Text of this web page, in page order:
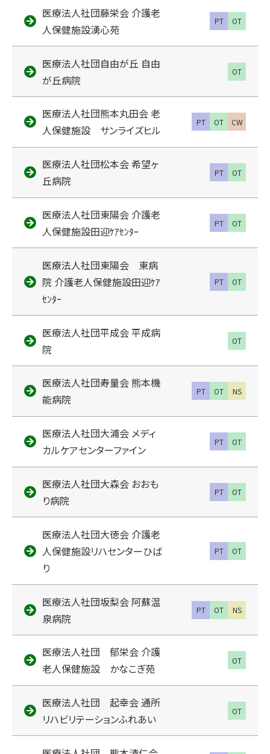
医療法人社団藤栄会 介護老
人保健施設湧心苑
PT OT
医療法人社団自由が丘 自由
が丘病院
OT
医療法人社団熊本丸田会 老
人保健施設 サンライズヒル
PT OT CW
医療法人社団松本会 希望ヶ
丘病院
PT OT
医療法人社団東陽会 介護老
人保健施設田迎ｹｱｾﾝﾀｰ
PT OT
医療法人社団東陽会 東病
院 介護老人保健施設田迎ｹｱ
ｾﾝﾀｰ
PT OT
医療法人社団平成会 平成病
院
OT
医療法人社団寿量会 熊本機
能病院
PT OT NS
医療法人社団大浦会 メディ
カルケアセンターファイン
PT OT
医療法人社団大森会 おおも
り病院
PT OT
医療法人社団大徳会 介護老
人保健施設リハセンターひば
り
PT OT
医療法人社団坂梨会 阿蘇温
泉病院
PT OT NS
医療法人社団 郁栄会 介護
老人保健施設 かなこぎ苑
OT
医療法人社団 起幸会 通所
リハビリテーションふれあい
OT